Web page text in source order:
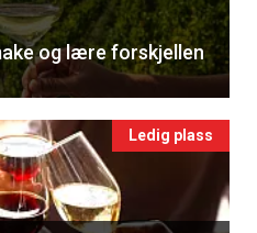
og lære forskjellen
Ledig plass